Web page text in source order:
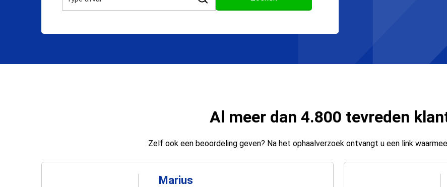
Al meer dan 4.800 tevreden
Zelf ook een beoordeling geven? Na het ophaalverzoek ontvangt u een link
Marius